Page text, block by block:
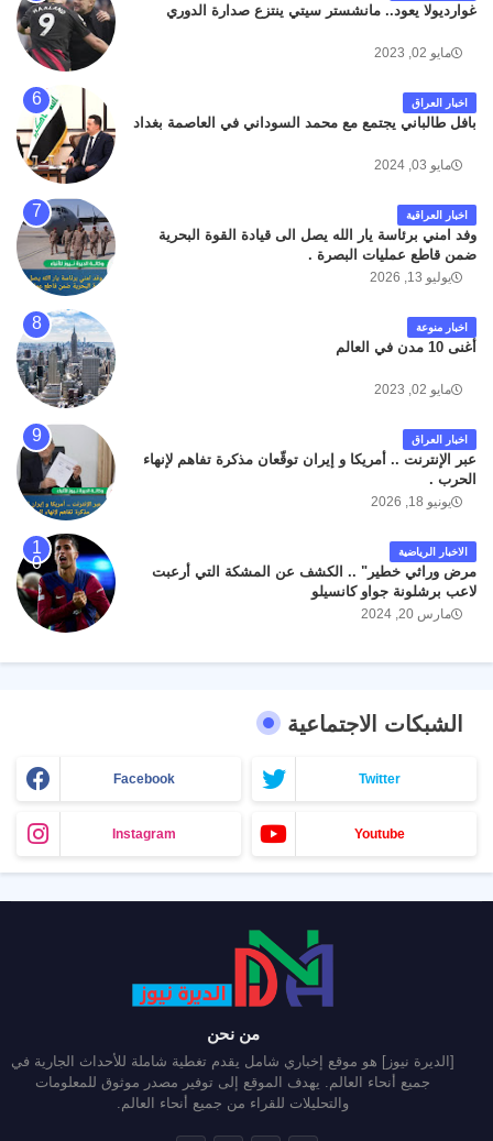
غوارديولا يعود.. مانشستر سيتي ينتزع صدارة الدوري
مايو 02, 2023
اخبار العراق
بافل طالباني يجتمع مع محمد السوداني في العاصمة بغداد
مايو 03, 2024
اخبار العراقية
وفد امني برئاسة يار الله يصل الى قيادة القوة البحرية
ضمن قاطع عمليات البصرة .
يوليو 13, 2026
اخبار منوعة
أغنى 10 مدن في العالم
مايو 02, 2023
اخبار العراق
عبر الإنترنت .. أمريكا و إيران توقّعان مذكرة تفاهم لإنهاء
الحرب .
يونيو 18, 2026
الاخبار الرياضية
مرض وراثي خطير" .. الكشف عن المشكة التي أرعبت
لاعب برشلونة جواو كانسيلو
مارس 20, 2024
الشبكات الاجتماعية
Facebook Twitter
Instagram Youtube
من نحن
[الديرة نيوز] هو موقع إخباري شامل يقدم تغطية شاملة للأحداث الجارية في
جميع أنحاء العالم. يهدف الموقع إلى توفير مصدر موثوق للمعلومات
والتحليلات للقراء من جميع أنحاء العالم.